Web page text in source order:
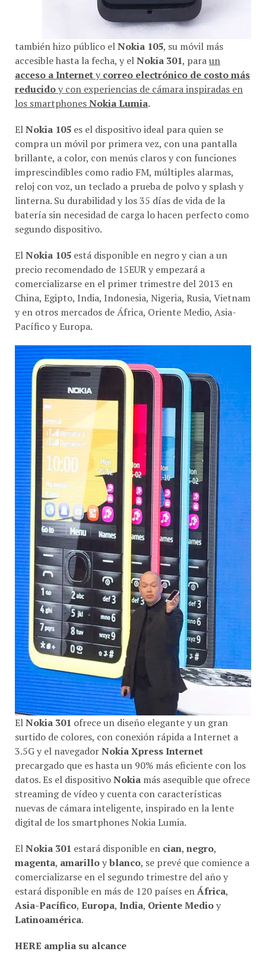
también hizo público elNokia 105, su móvil más
accesible hasta la fecha, y elNokia 301, paraun
acceso a Internety correo electrónico de costo más
reducidoy con experiencias de cámara inspiradas en
los smartphonesNokia Lumia.
ElNokia 105 es el dispositivo ideal para quien se
compra un móvil por primera vez, con una pantalla
brillante, a color, con menús claros y con funciones
imprescindibles como radio FM, múltiples alarmas,
reloj con voz, un teclado a prueba de polvo y splash y
linterna. Su durabilidad y los 35 días de vida de la
batería sin necesidad de carga lo hacen perfecto como
segundo dispositivo.
ElNokia 105 está disponible en negro y cian a un
precio recomendado de 15EUR y empezará a
comercializarse en el primer trimestre del 2013 en
China, Egipto, India, Indonesia, Nigeria, Rusia, Vietnam
y en otros mercados de África, Oriente Medio, Asia-
Pacífico y Europa.
ElNokia 301 ofrece un diseño elegante y un gran
surtido de colores, con conexión rápida a Internet a
3.5G y el navegadorNokia Xpress Internet
precargado que es hasta un 90% más eficiente con los
datos. Es el dispositivoNokia más asequible que ofrece
streaming de vídeo y cuenta con características
nuevas de cámara inteligente, inspirado en la lente
digital de los smartphones Nokia Lumia.
ElNokia 301 estará disponible en cian, negro,
magenta, amarilloyblanco, se prevé que comience a
comercializarse en el segundo trimestre del año y
estará disponible en más de 120 países enÁfrica,
Asia-Pacífico, Europa, India, Oriente Medioy
Latinoamérica.
HERE amplia su alcance